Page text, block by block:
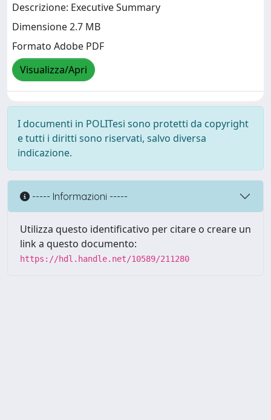
Descrizione: Executive Summary
Dimensione 2.7 MB
Formato Adobe PDF
Visualizza/Apri
I documenti in POLITesi sono protetti da copyright
e tutti i diritti sono riservati, salvo diversa
indicazione.
----- Informazioni -----
Utilizza questo identificativo per citare o creare un
link a questo documento:
https://hdl.handle.net/10589/211280